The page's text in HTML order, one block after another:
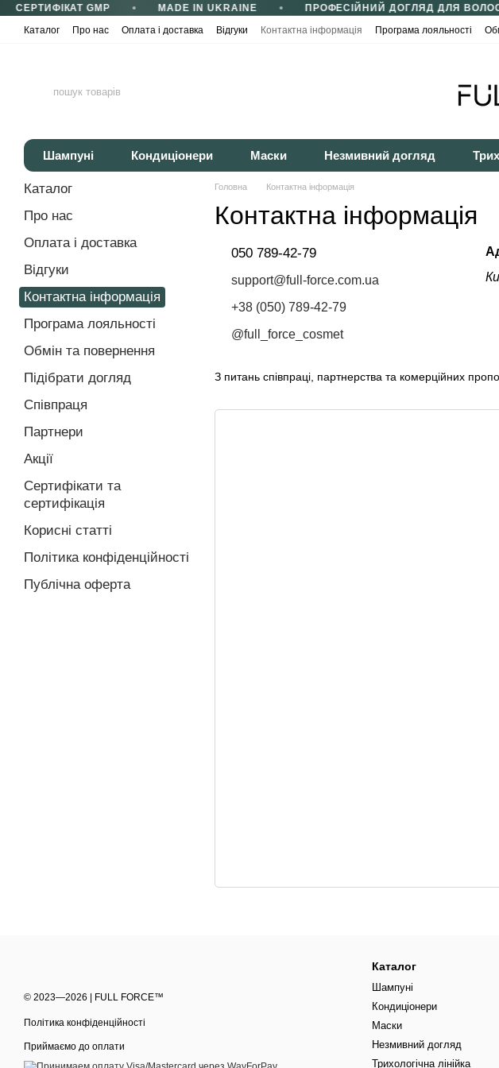
Перейти до основного контенту
СЕРТИФІКАТ GMP MADE IN UKRAINE ПРОФЕСІЙНИЙ ДОГЛЯД ДЛЯ
Каталог
Про нас Оплата і доставка Відгуки Контактна інформація Програма лояльності
Шампуні Кондиціонери Маски Незмивний догляд
Головна Контактна інформація
Контактна інформація
050 789-42-79
support@full-force.com.ua
+38 (050) 789-42-79
@full_force_cosmet
З питань співпраці, партнерства та комерційних
Каталог
Про нас
Оплата і доставка
Відгуки
Контактна інформація
Програма лояльності
Обмін та повернення
Підібрати догляд
Співпраця
Партнери
Акції
Сертифікати та
сертифікація
Корисні статті
Політика конфіденційності
Публічна оферта
© 2023—2026 | FULL FORCE™
Політика конфіденційності
Приймаємо до оплати
Каталог
Шампуні
Кондиціонери
Маски
Незмивний догляд
Трихологічна лінійка